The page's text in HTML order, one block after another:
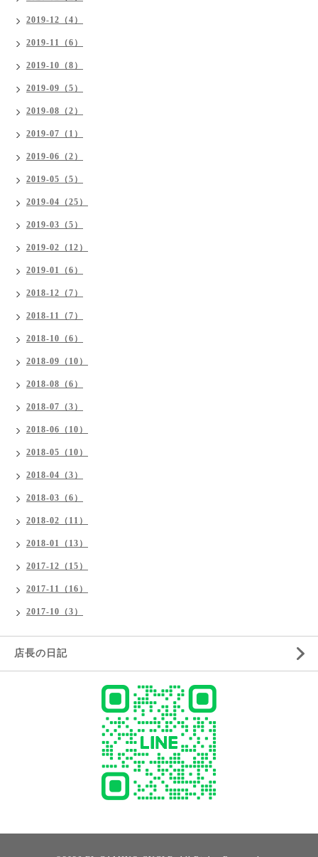
2019-12（4）
2019-11（6）
2019-10（8）
2019-09（5）
2019-08（2）
2019-07（1）
2019-06（2）
2019-05（5）
2019-04（25）
2019-03（5）
2019-02（12）
2019-01（6）
2018-12（7）
2018-11（7）
2018-10（6）
2018-09（10）
2018-08（6）
2018-07（3）
2018-06（10）
2018-05（10）
2018-04（3）
2018-03（6）
2018-02（11）
2018-01（13）
2017-12（15）
2017-11（16）
2017-10（3）
店長の日記